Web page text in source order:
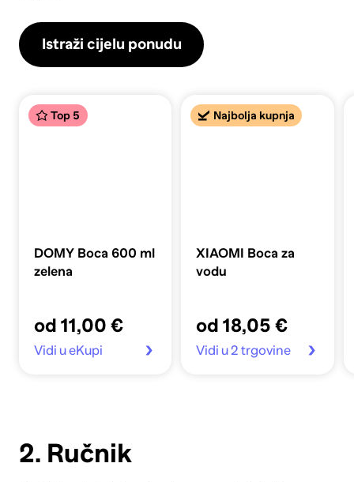
Istraži cijelu ponudu
Top 5
DOMY Boca 600 ml
zelena
od 11,00 €
Vidi u eKupi
Najbolja kupnja
XIAOMI Boca za
vodu
od 18,05 €
Vidi u 2 trgovine
2. Ručnik